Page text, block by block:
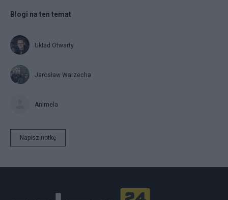
Blogi na ten temat
Układ Otwarty
Jarosław Warzecha
Animela
Napisz notkę